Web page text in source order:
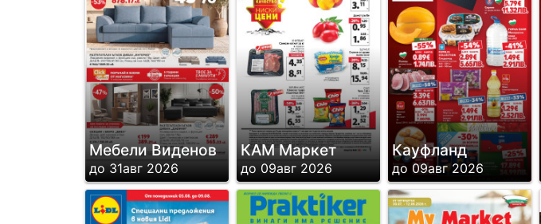
Мебели Виденов
до 31авг 2026
КАМ Маркет
до 09авг 2026
Кауфланд
до 09авг 2026